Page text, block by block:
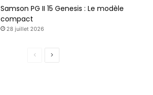
Samson PG II 15 Genesis : Le modèle
compact
28 juillet 2026
Page
Page